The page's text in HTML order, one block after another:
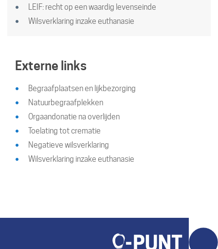
LEIF: recht op een waardig levenseinde
Wilsverklaring inzake euthanasie
Externe links
Begraafplaatsen en lijkbezorging
Natuurbegraafplekken
Orgaandonatie na overlijden
Toelating tot crematie
Negatieve wilsverklaring
Wilsverklaring inzake euthanasie